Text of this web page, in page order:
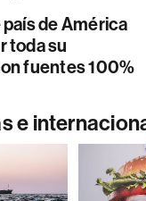
de América
toda su
fuentes 100%
e